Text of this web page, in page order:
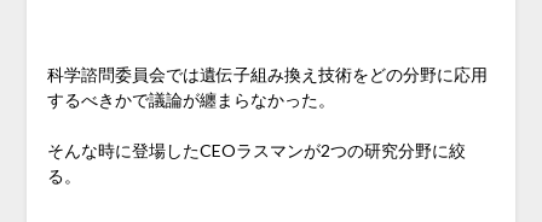
科学諮問委員会では遺伝子組み換え技術をどの分野に応用
するべきかで議論が纏まらなかった。
そんな時に登場したCEOラスマンが2つの研究分野に絞
る。